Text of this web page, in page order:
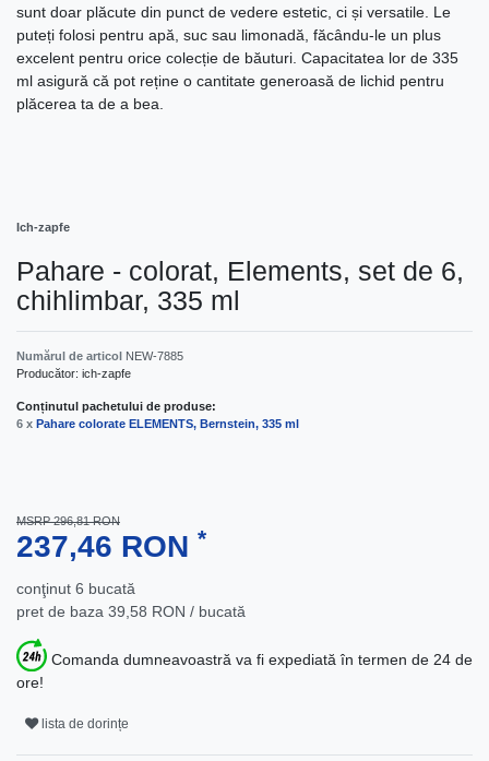
sunt doar plăcute din punct de vedere estetic, ci și versatile. Le
puteți folosi pentru apă, suc sau limonadă, făcându-le un plus
excelent pentru orice colecție de băuturi. Capacitatea lor de 335
ml asigură că pot reține o cantitate generoasă de lichid pentru
plăcerea ta de a bea.
Ich-zapfe
Pahare - colorat, Elements, set de 6,
chihlimbar, 335 ml
Numărul de articol NEW-7885
Producător: ich-zapfe
Conținutul pachetului de produse:
6 x Pahare colorate ELEMENTS, Bernstein, 335 ml
MSRP 296,81 RON
237,46 RON *
conţinut 6 bucată
pret de baza 39,58 RON / bucată
Comanda dumneavoastră va fi expediată în termen de 24 de
ore!
lista de dorințe